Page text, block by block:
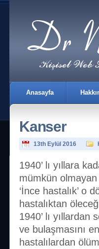
Anasayfa
İletişim
Kanser
13th Eylül 2016
1940’ lı yıllara
mümkün
‘İnce hastalık’ o
hastalıktan
1940’ lı
ve bulaşmasını
hastalılardan